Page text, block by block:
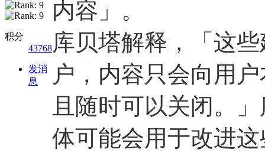
积分
43768
发消
息
内容」。
库贝塔解释，「这
户，内容只会向用
且随时可以关闭。
体可能会用于改进